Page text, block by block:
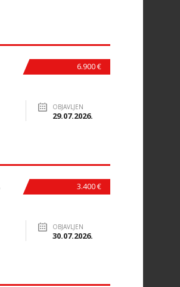
6.900 €
OBJAVLJEN
29.07.2026.
3.400 €
OBJAVLJEN
30.07.2026.